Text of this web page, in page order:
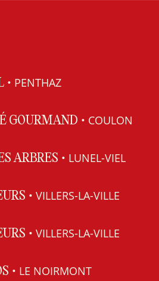
• PENTHAZ
GOURMAND • COULON
ARBRES • LUNEL-VIEL
• VILLERS-LA-VILLE
• VILLERS-LA-VILLE
• LE NOIRMONT